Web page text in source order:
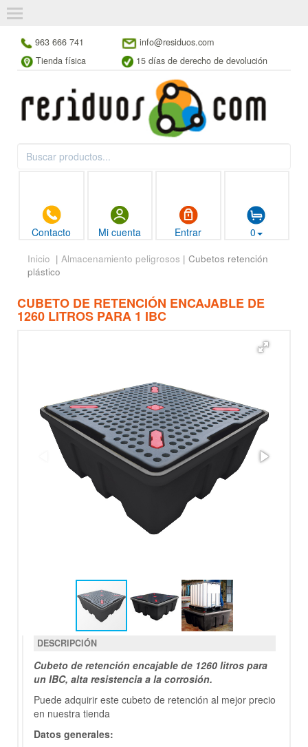
963 666 741
info@residuos.com
Tienda física
15 días de derecho de devolución
Contacto Mi cuenta Entrar 0
Inicio | Almacenamiento peligrosos | Cubetos retención
plástico
CUBETO DE RETENCIÓN ENCAJABLE DE
1260 LITROS PARA 1 IBC
DESCRIPCIÓN
Cubeto de retención encajable de 1260 litros para
un IBC, alta resistencia a la corrosión.
Puede adquirir este cubeto de retención al mejor precio
en nuestra tienda
Datos generales: